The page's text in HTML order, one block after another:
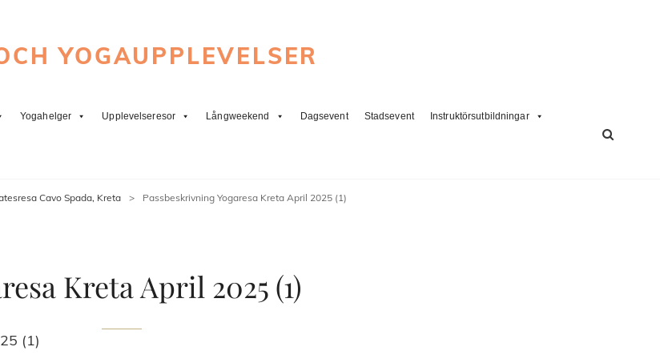
YOGAUPPLEVELSER
Yogahelger Upplevelseresor Långweekend Dagsevent Stadsevent Instruktörsutbildningar
Cavo Spada, Kreta > Passbeskrivning Yogaresa Kreta April 2025 (1)
Kreta April 2025 (1)
(1)